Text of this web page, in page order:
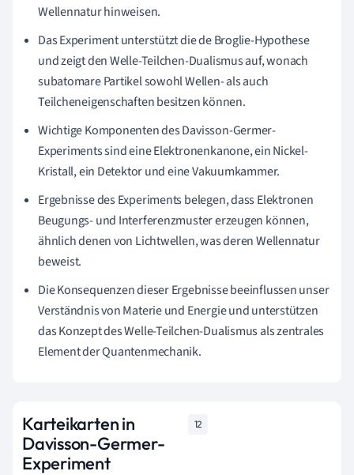
Wellennatur hinweisen.
Das Experiment unterstützt die de Broglie-Hypothese
und zeigt den Welle-Teilchen-Dualismus auf, wonach
subatomare Partikel sowohl Wellen- als auch
Teilcheneigenschaften besitzen können.
Wichtige Komponenten des Davisson-Germer-
Experiments sind eine Elektronenkanone, ein Nickel-
Kristall, ein Detektor und eine Vakuumkammer.
Ergebnisse des Experiments belegen, dass Elektronen
Beugungs- und Interferenzmuster erzeugen können,
ähnlich denen von Lichtwellen, was deren Wellennatur
beweist.
Die Konsequenzen dieser Ergebnisse beeinflussen unser
Verständnis von Materie und Energie und unterstützen
das Konzept des Welle-Teilchen-Dualismus als zentrales
Element der Quantenmechanik.
Karteikarten in
Davisson-Germer-
Experiment
12